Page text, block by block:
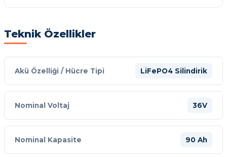
Teknik Özellikler
Akü Özelliği / Hücre Tipi LiFePO4 Silindirik
Nominal Voltaj 36V
Nominal Kapasite 90 Ah